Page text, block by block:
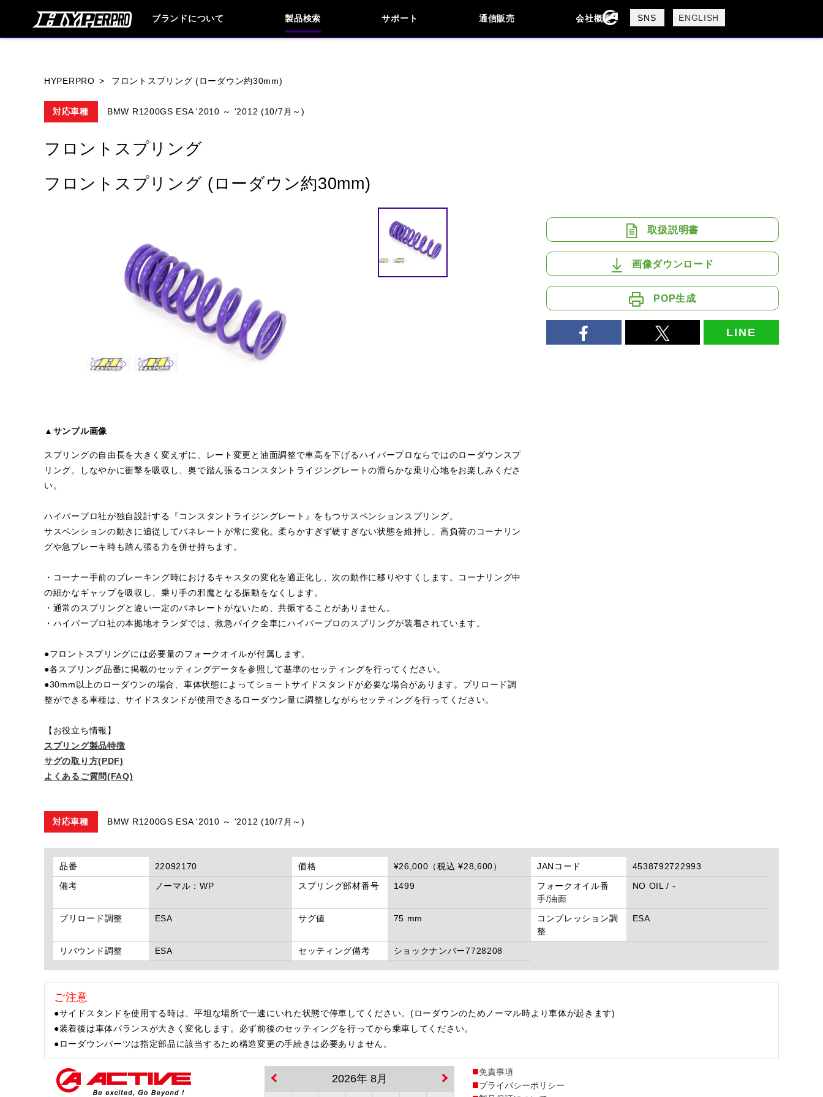
ブランドについて 製品検索 サポート
お問い合わせ
よくあるご質問
通信販売 会社概要
会社概要
採用情報
SNS ENGLISH
HYPERPRO フロントスプリング (ローダウン約30mm)
対応車種 BMW R1200GS ESA '2010 ～ '2012 (10/7月～)
フロントスプリング
フロントスプリング (ローダウン約30mm)
▲サンプル画像
スプリングの自由長を大きく変えずに、レート変更と油面調整で車高を下げるハイパープロならではのローダウンスプ
リング。しなやかに衝撃を吸収し、奥で踏ん張るコンスタントライジングレートの滑らかな乗り心地をお楽しみくださ
い。
ハイパープロ社が独自設計する『コンスタントライジングレート』をもつサスペンションスプリング。
サスペンションの動きに追従してバネレートが常に変化。柔らかすぎず硬すぎない状態を維持し、高負荷のコーナリン
グや急ブレーキ時も踏ん張る力を併せ持ちます。
・コーナー手前のブレーキング時におけるキャスタの変化を適正化し、次の動作に移りやすくします。コーナリング中
の細かなギャップを吸収し、乗り手の邪魔となる振動をなくします。
・通常のスプリングと違い一定のバネレートがないため、共振することがありません。
・ハイパープロ社の本拠地オランダでは、救急バイク全車にハイパープロのスプリングが装着されています。
●フロントスプリングには必要量のフォークオイルが付属します。
●各スプリング品番に掲載のセッティングデータを参照して基準のセッティングを行ってください。
●30mm以上のローダウンの場合、車体状態によってショートサイドスタンドが必要な場合があります。プリロード調
整ができる車種は、サイドスタンドが使用できるローダウン量に調整しながらセッティングを行ってください。
【お役立ち情報】
スプリング製品特徴
サグの取り方(PDF)
よくあるご質問(FAQ)
取扱説明書
画像ダウンロード
POP生成
LINE
対応車種 BMW R1200GS ESA '2010 ～ '2012 (10/7月～)
品番 22092170 価格 ¥26,000（税込 ¥28,600） JANコード
4538792722993
備考
ノーマル：WP スプリング部材番号 1499
フォークオイル番
手/油面
NO OIL / -
プリロード調整 ESA サグ値 75 mm
コンプレッション調
整
ESA
リバウンド調整 ESA セッティング備考 ショックナンバー7728208
ご注意
●サイドスタンドを使用する時は、平坦な場所で一速にいれた状態で停車してください。(ローダウンのためノーマル時より車体が起きます)
●装着後は車体バランスが大きく変化します。必ず前後のセッティングを行ってから乗車してください。
●ローダウンパーツは指定部品に該当するため構造変更の手続きは必要ありません。
2026年 8月
免責事項
プライバシーポリシー